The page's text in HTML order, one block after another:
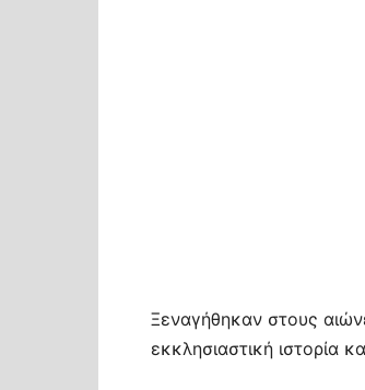
Ξεναγήθηκαν στους
εκκλησιαστική ιστορία